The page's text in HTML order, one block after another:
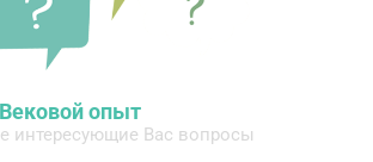
Вековой опыт
интересующие Вас вопросы